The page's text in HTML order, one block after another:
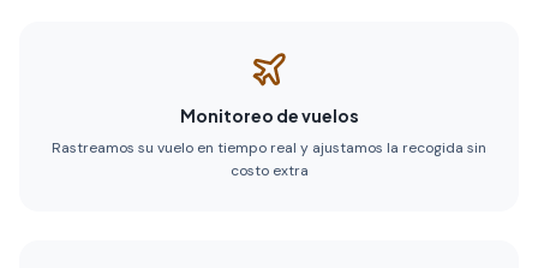
Monitoreo de vuelos
Rastreamos su vuelo en tiempo real y ajustamos la recogida sin
costo extra